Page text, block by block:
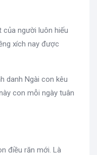
của người luôn hiếu
xích nay được
danh Ngài con kêu
con mỗi ngày tuân
điều răn mới. Là